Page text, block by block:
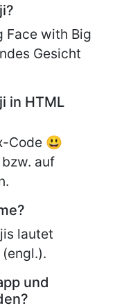
Face with Big
Gesicht
in HTML
Code 😃
auf
lautet
und